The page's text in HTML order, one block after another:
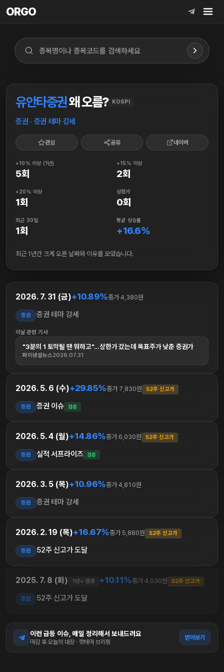
ORGO
ORGO
유안타증권왜 오름? KOSPI
증권 · 증권 테마 강세
관심 공유 네이버
+10% 이상 (1년)
5회
+15% 이상
2회
+20% 이상
1회
상한가
0회
최근 30일
1회
평균 상승률
+16.6%
최근 1년간 크게 오른 날짜와 이유를 모았습니다.
2026. 7. 31 (금)+10.89%종가 4,380원
증권 증권 테마 강세
이날 관련 기사
"3분의 1 토막될 땐 뭐하고"...상한가 갔는데 목표주가 낮춘 증권가
파이낸셜뉴스2026.07.31
2026. 5. 6 (수)+29.85%종가 7,830원 52주 신고가
증권 증권 이슈 검증
2026. 5. 4 (월)+14.86%종가 6,030원 52주 신고가
증권 실적 서프라이즈 검증
2026. 3. 5 (목)+10.96%종가 4,810원
증권 증권 테마 강세
2026. 2. 19 (목)+16.67%종가 5,880원 52주 신고가
증권 52주 신고가 도달
2025. 7. 8 (화) 1년+ 경과 +10.11%종가 4,030원 52주 신고가
증권 52주 신고가 도달
이런 급등 이슈, 매일 정리해서 보내드려요
마감 후 오늘의 대장 · 핫테마 브리핑
받아보기